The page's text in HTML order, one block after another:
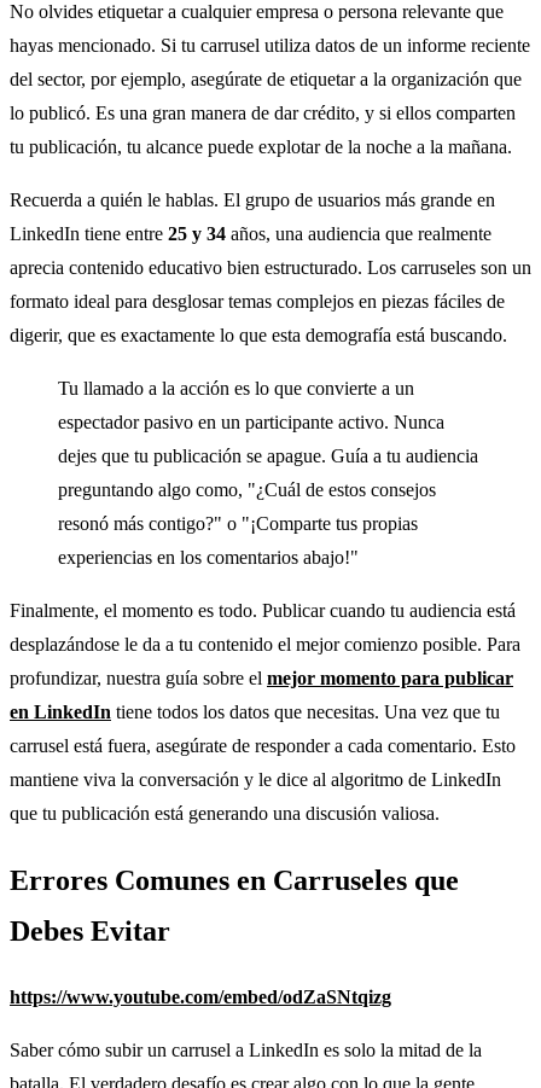
No olvides etiquetar a cualquier empresa o persona relevante que
hayas mencionado. Si tu carrusel utiliza datos de un informe reciente
del sector, por ejemplo, asegúrate de etiquetar a la organización que
lo publicó. Es una gran manera de dar crédito, y si ellos comparten
tu publicación, tu alcance puede explotar de la noche a la mañana.
Recuerda a quién le hablas. El grupo de usuarios más grande en
LinkedIn tiene entre 25 y 34 años, una audiencia que realmente
aprecia contenido educativo bien estructurado. Los carruseles son un
formato ideal para desglosar temas complejos en piezas fáciles de
digerir, que es exactamente lo que esta demografía está buscando.
Tu llamado a la acción es lo que convierte a un
espectador pasivo en un participante activo. Nunca
dejes que tu publicación se apague. Guía a tu audiencia
preguntando algo como, "¿Cuál de estos consejos
resonó más contigo?" o "¡Comparte tus propias
experiencias en los comentarios abajo!"
Finalmente, el momento es todo. Publicar cuando tu audiencia está
desplazándose le da a tu contenido el mejor comienzo posible. Para
profundizar, nuestra guía sobre el mejor momento para publicar
en LinkedIn tiene todos los datos que necesitas. Una vez que tu
carrusel está fuera, asegúrate de responder a cada comentario. Esto
mantiene viva la conversación y le dice al algoritmo de LinkedIn
que tu publicación está generando una discusión valiosa.
Errores Comunes en Carruseles que
Debes Evitar
https://www.youtube.com/embed/odZaSNtqizg
Saber cómo subir un carrusel a LinkedIn es solo la mitad de la
batalla. El verdadero desafío es crear algo con lo que la gente